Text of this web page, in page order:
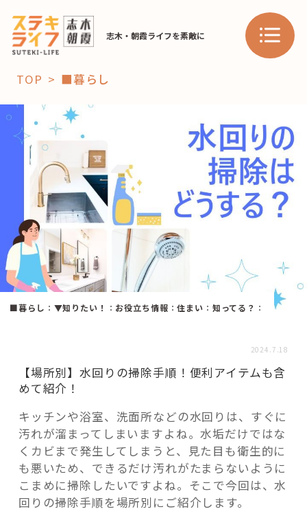
志木・朝霞ライフを素敵に
「コト」
子育て
暮らし
おすすめ
スポット 学び・教育
「場」
HAREL HAREL
活用事例
「モノ」
fleXe リノベ事例
「ひと」
協賛・協力店
TOP ■暮らし
■暮らし ： ▼知りたい！ ： お役立ち情報 ：住まい ： 知ってる？ ：
2024.7.18
【場所別】水回りの掃除手順！便利アイテムも含
めて紹介！
キッチンや浴室、洗面所などの水回りは、すぐに
汚れが溜まってしまいますよね。水垢だけではな
くカビまで発生してしまうと、見た目も衛生的に
も悪いため、できるだけ汚れがたまらないように
こまめに掃除したいですよね。そこで今回は、水
回りの掃除手順を場所別にご紹介します。